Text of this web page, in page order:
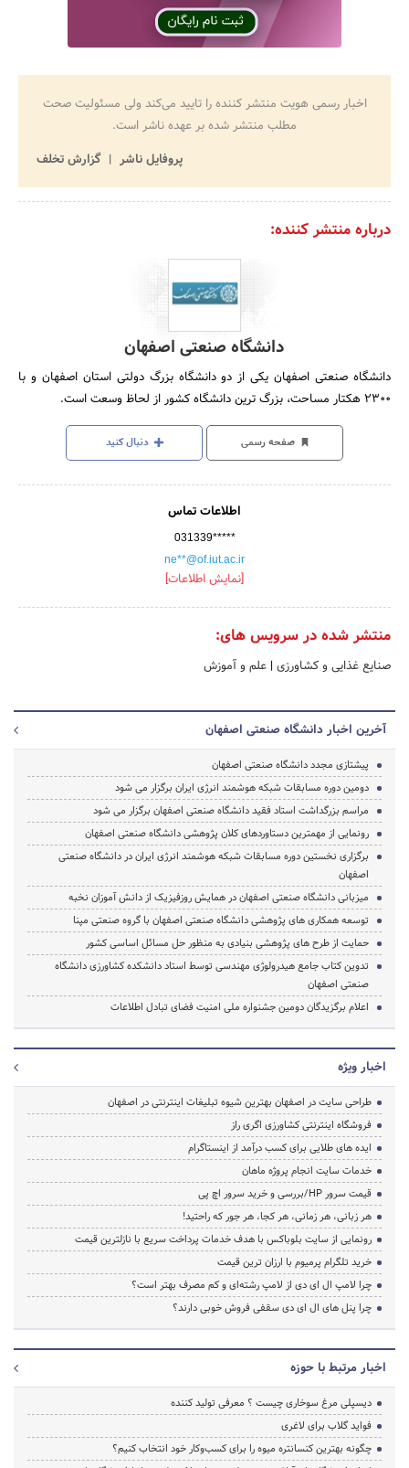
اخبار رسمی هویت منتشر کننده را تایید می‌کند ولی مسئولیت صحت
مطلب منتشر شده بر عهده ناشر است.
پروفایل ناشر
گزارش تخلف
درباره منتشر کننده:
دانشگاه صنعتی اصفهان
دانشگاه صنعتی اصفهان یکی از دو دانشگاه بزرگ دولتی استان اصفهان و با
2300 هکتار مساحت، بزرگ ترین دانشگاه کشور از لحاظ وسعت است.
صفحه رسمی دنبال کنید
اطلاعات تماس
031339*****
ne**@of.iut.ac.ir
[نمایش اطلاعات]
منتشر شده در سرویس های:
صنایع غذایی و کشاورزی | علم و آموزش
آخرین اخبار دانشگاه صنعتی اصفهان
پیشتازی مجدد دانشگاه صنعتی اصفهان
دومین دوره مسابقات شبکه هوشمند انرژی ایران برگزار می شود
مراسم بزرگداشت استاد فقید دانشگاه صنعتی اصفهان برگزار می شود
رونمایی از مهمترین دستاوردهای کلان پژوهشی دانشگاه صنعتی اصفهان
برگزاری نخستین دوره مسابقات شبکه هوشمند انرژی ایران در دانشگاه صنعتی
اصفهان
میزبانی دانشگاه صنعتی اصفهان در همایش روزفیزیک از دانش آموزان نخبه
توسعه همکاری های پژوهشی دانشگاه صنعتی اصفهان با گروه صنعتی مپنا
حمایت از طرح های پژوهشی بنیادی به منظور حل مسائل اساسی کشور
تدوین کتاب جامع هیدرولوژی مهندسی توسط استاد دانشکده کشاورزی دانشگاه
صنعتی اصفهان
اعلام برگزیدگان دومین جشنواره ملی امنیت فضای تبادل اطلاعات
اخبار ویژه
طراحی سایت در اصفهان بهترین شیوه تبلیغات اینترنتی در اصفهان
فروشگاه اینترنتی کشاورزی اگری راز
ایده های طلایی برای کسب درآمد از اینستاگرام
خدمات سایت انجام پروژه ماهان
قیمت سرور HP/بررسی و خرید سرور اچ پی
هر زبانی، هر زمانی، هر کجا، هر جور که راحتید!
رونمایی از سایت بلوباکس با هدف خدمات پرداخت سریع با نازلترین قیمت
خرید تلگرام پرمیوم با ارزان ترین قیمت
چرا لامپ ال ای دی از لامپ رشته‌ای و کم مصرف بهتر است؟
چرا پنل های ال ای دی سقفی فروش خوبی دارند؟
اخبار مرتبط با حوزه
دیسپلی مرغ سوخاری چیست ؟ معرفی تولید کننده
فواید گلاب برای لاغری
چگونه بهترین کنسانتره میوه را برای کسب‌وکار خود انتخاب کنیم؟